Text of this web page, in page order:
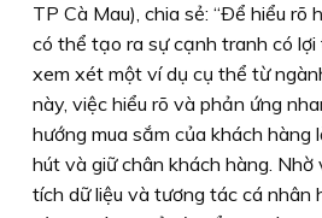
TP Cà Mau), chia sẻ: “Ðể hiểu rõ
có thể tạo ra sự cạnh tranh có
xem xét một ví dụ cụ thể từ
này, việc hiểu rõ và phản ứng
hướng mua sắm của khách hàng
hút và giữ chân khách hàng.
tích dữ liệu và tương tác cá nhân